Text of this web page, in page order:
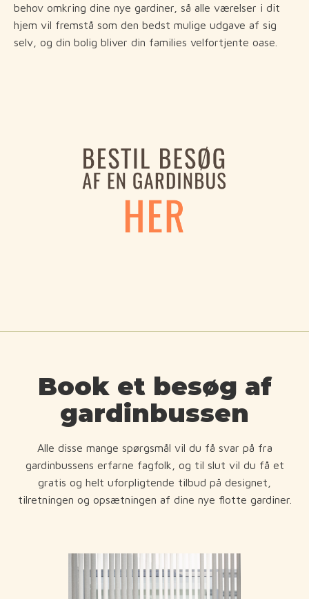
behov omkring dine nye gardiner, så alle værelser i dit
hjem vil fremstå som den bedst mulige udgave af sig
selv, og din bolig bliver din families velfortjente oase.
Book et besøg af
gardinbussen
Alle disse mange spørgsmål vil du få svar på fra
gardinbussens erfarne fagfolk, og til slut vil du få et
gratis og helt uforpligtende tilbud på designet,
tilretningen og opsætningen af dine nye flotte gardiner.